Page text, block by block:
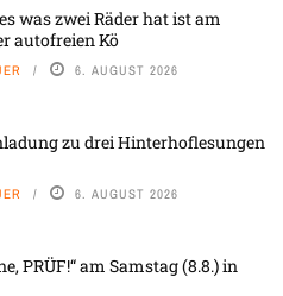
was zwei Räder hat ist am
autofreien Kö
6. AUGUST 2026
zu drei Hinterhoflesungen
6. AUGUST 2026
PRÜF!“ am Samstag (8.8.) in